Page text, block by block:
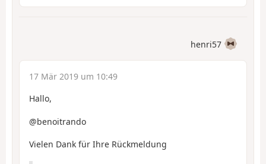
henri57
17 Mär 2019 um 10:49
Hallo,
@benoitrando
Vielen Dank für Ihre Rückmeldung